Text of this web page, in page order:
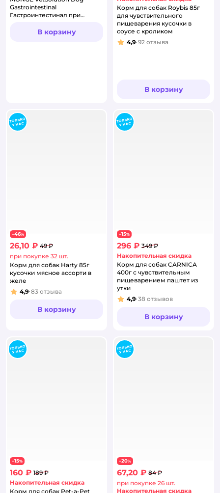
Gastrointestinal
Гастроинтестинал при
В корзину
Корм для собак Roybis 85г
для чувствительного
пищеварения кусочки в
соусе с кроликом
Рейтинг:
4,9 92 отзыва
В корзину
−46%
26,10 ₽ 49 ₽
при покупке 32 шт.
Корм для собак Harty 85г
кусочки мясное ассорти в
желе
Рейтинг:
4,9 83 отзыва
В корзину
−15%
296 ₽ 349 ₽
Накопительная скидка
Корм для собак CARNICA
400г с чувствительным
пищеварением паштет из
утки
Рейтинг:
4,9 38 отзывов
В корзину
−15%
160 ₽ 189 ₽
Накопительная скидка
Корм для собак Pet-a-Pet
−20%
67,20 ₽ 84 ₽
при покупке 26 шт.
Накопительная скидка